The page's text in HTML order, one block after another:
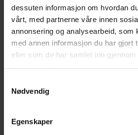
dessuten informasjon om hvordan
vårt, med partnerne våre innen
annonsering og analysearbeid, som
med annen informasjon du har gjort
eller som de har samlet inn
Nødvendig
Egenskaper